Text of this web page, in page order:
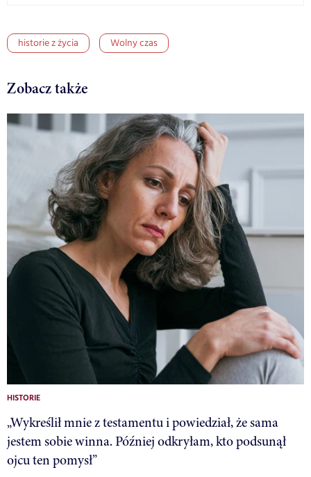
historie z życia Wolny czas
Zobacz także
HISTORIE
„Wykreślił mnie z testamentu i powiedział, że sama
jestem sobie winna. Później odkryłam, kto podsunął
ojcu ten pomysł”